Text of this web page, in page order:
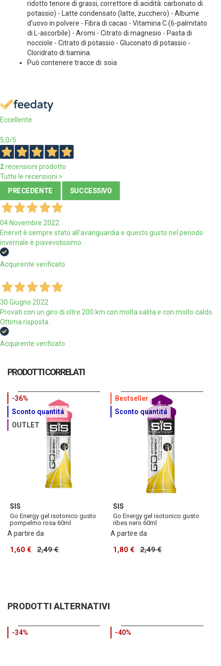
ridotto tenore di grassi, correttore di acidità: carbonato di
potassio) - Latte condensato (latte, zucchero) - Albume
d’uovo in polvere - Fibra di cacao - Vitamina C (6-palmitato
di L-ascorbile) - Aromi - Citrato di magnesio - Pasta di
nocciole - Citrato di potassio - Gluconato di potassio -
Cloridrato di tiamina.
Può contenere tracce di: soia
Eccellente
5,0/5
2recensioni prodotto
Tutte le recensioni >
PRECEDENTE
SUCCESSIVO
04 Novembre 2022
Enervit è sempre stato all'avanguardia e questo gusto nel periodo
invernale è piavevolissimo.
Acquirente verificato
30 Giugno 2022
Provati con un giro di oltre 200 km con molta salita e con molto caldo.
Ottima risposta.
Acquirente verificato
PRODOTTI CORRELATI
-36%
Sconto quantitá
OUTLET
SIS
Go Energy gel isotonico gusto
pompelmo rosa 60ml
A partire da
1,60 € 2,49 €
Bestseller
Sconto quantitá
SIS
Go Energy gel isotonico gusto
ribes nero 60ml
A partire da
1,80 € 2,49 €
PRODOTTI ALTERNATIVI
-34% -40%